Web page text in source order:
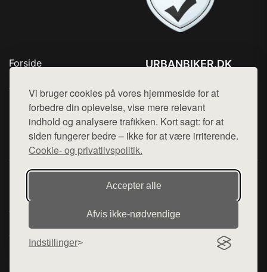
Vi bruger cookies på vores hjemmeside for at
forbedre din oplevelse, vise mere relevant
indhold og analysere trafikken. Kort sagt: for at
siden fungerer bedre – ikke for at være irriterende.
Cookie- og privatlivspolitik.
Accepter alle
Afvis ikke‑nødvendige
Indstillinger
Forside
Top Rabatter
Blog
Kontakt
URBANBIKER.DK
Mail: hej@want.dk
Cookie- og privatlivspolitik
Denne side er en del af want.dk, der udgiver en række
hjemmesider med præsentation af forskellige produkter fra
diverse webshops. Der sælges ikke varer fra denne side - vi
varerne på lager.